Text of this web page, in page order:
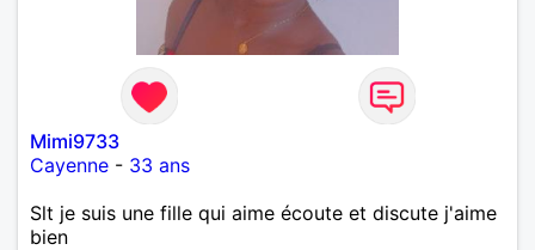
Mimi9733
Cayenne - 33 ans
Slt je suis une fille qui aime écoute et discute j'aime
bien